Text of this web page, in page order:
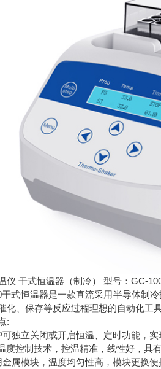
仪 干式恒温器（制冷） 型号：GC-
干式恒温器是一款直流采用半导体制
化、保存等反应过程理想的自动化工
:
可独立关闭或开启恒温、定时功能，
度控制技术，控温精准，线性好，具
金属模块，温度均匀性高，模块更换便